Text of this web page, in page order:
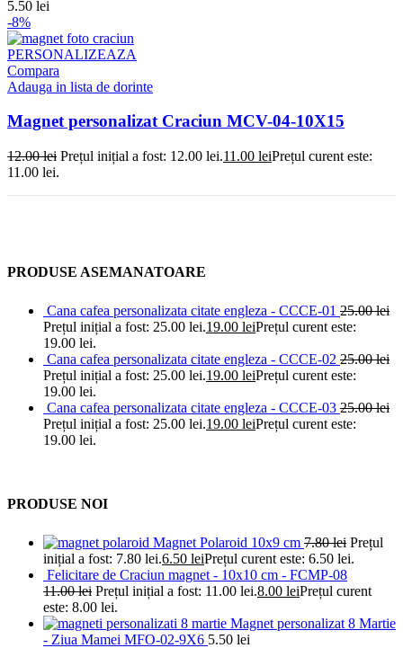
5.50 lei
-8%
PERSONALIZEAZA
Compara
Adauga in lista de dorinte
Magnet personalizat Craciun MCV-04-10X15
12.00lei Prețul inițial a fost: 12.00 lei.11.00 leiPrețul curent este:
11.00 lei.
PRODUSE ASEMANATOARE
Cana cafea personalizata citate engleza - CCCE-01 25.00lei
Prețul inițial a fost: 25.00 lei.19.00 leiPrețul curent este:
19.00 lei.
Cana cafea personalizata citate engleza - CCCE-02 25.00lei
Prețul inițial a fost: 25.00 lei.19.00 leiPrețul curent este:
19.00 lei.
Cana cafea personalizata citate engleza - CCCE-03 25.00lei
Prețul inițial a fost: 25.00 lei.19.00 leiPrețul curent este:
19.00 lei.
PRODUSE NOI
Magnet Polaroid 10x9 cm 7.80lei Prețul
inițial a fost: 7.80 lei.6.50 leiPrețul curent este: 6.50 lei.
Felicitare de Craciun magnet - 10x10 cm - FCMP-08
11.00lei Prețul inițial a fost: 11.00 lei.8.00 leiPrețul curent
este: 8.00 lei.
Magnet personalizat 8 Martie
- Ziua Mamei MFO-02-9X6 5.50 lei